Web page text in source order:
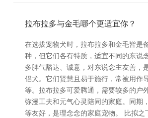
拉布拉多与金毛哪个更适宜你？
在选拔宠物犬时，拉布拉多和金毛皆是
种，但它们各有特质，适宜不同的东说
多脾气豁达、诚意，对东说念主友善，
侣犬。它们贤慧且易于施行，常被用作
等。拉布拉多可爱腾通，需要较多的户
弥漫工夫和元气心灵陪同的家庭。同期
等友好，是理念念的家庭宠物。 比拟之